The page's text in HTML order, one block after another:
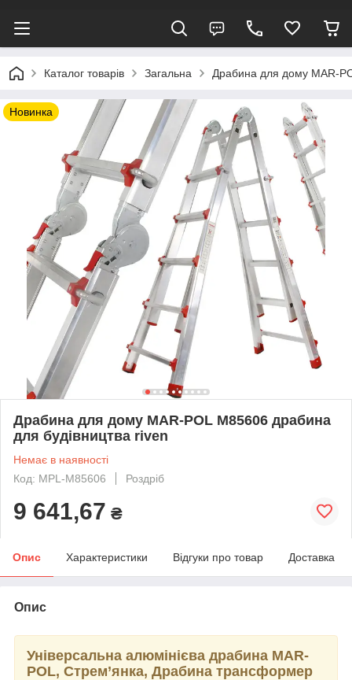
Каталог товарів Загальна Драбина для дому MAR-
Новинка
Драбина для дому MAR-POL M85606 драбина
для будівництва riven
Немає в наявності
Код: MPL-M85606
Роздріб
9 641,67 ₴
Опис Характеристики Відгуки про товар Доставка
Опис
Універсальна алюмінієва драбина MAR-
POL, Стрем’янка, Драбина трансформер